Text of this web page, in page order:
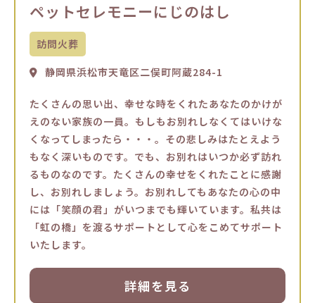
ペットセレモニーにじのはし
訪問火葬
静岡県浜松市天竜区二俣町阿蔵284-1
たくさんの思い出、幸せな時をくれたあなたのかけが
えのない家族の一員。もしもお別れしなくてはいけな
くなってしまったら・・・。その悲しみはたとえよう
もなく深いものです。でも、お別れはいつか必ず訪れ
るものなのです。たくさんの幸せをくれたことに感謝
し、お別れしましょう。お別れしてもあなたの心の中
には「笑顔の君」がいつまでも輝いています。私共は
「虹の橋」を渡るサポートとして心をこめてサポート
いたします。
詳細を見る